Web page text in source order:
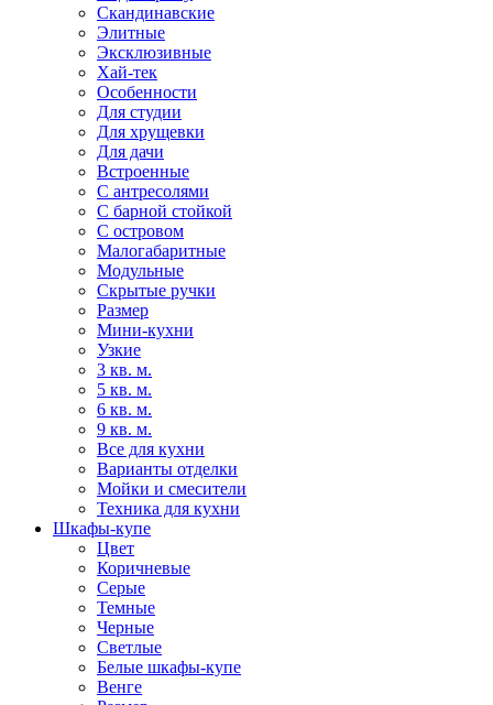
Скандинавские
Элитные
Эксклюзивные
Хай-тек
Особенности
Для студии
Для хрущевки
Для дачи
Встроенные
С антресолями
С барной стойкой
С островом
Малогабаритные
Модульные
Скрытые ручки
Размер
Мини-кухни
Узкие
3 кв. м.
5 кв. м.
6 кв. м.
9 кв. м.
Все для кухни
Варианты отделки
Мойки и смесители
Техника для кухни
Шкафы-купе
Цвет
Коричневые
Серые
Темные
Черные
Светлые
Белые шкафы-купе
Венге